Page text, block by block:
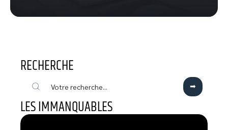
RECHERCHE
LES IMMANQUABLES